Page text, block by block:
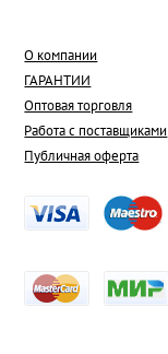
О компании
ГАРАНТИИ
Оптовая торговля
Работа с поставщиками
Публичная оферта